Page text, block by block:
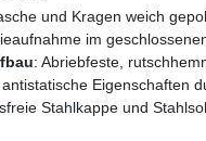
und Kragen weich
im
: Abriebfeste,
Eigenschaften
Stahlkappe und